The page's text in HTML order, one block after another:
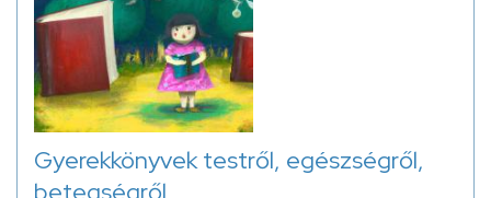
Gyerekkönyvek testről, egészségről,